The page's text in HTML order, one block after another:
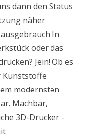
dann den Status
näher
In
oder das
Jein! Ob es
Kunststoffe
modernsten
Machbar,
3D-Drucker -